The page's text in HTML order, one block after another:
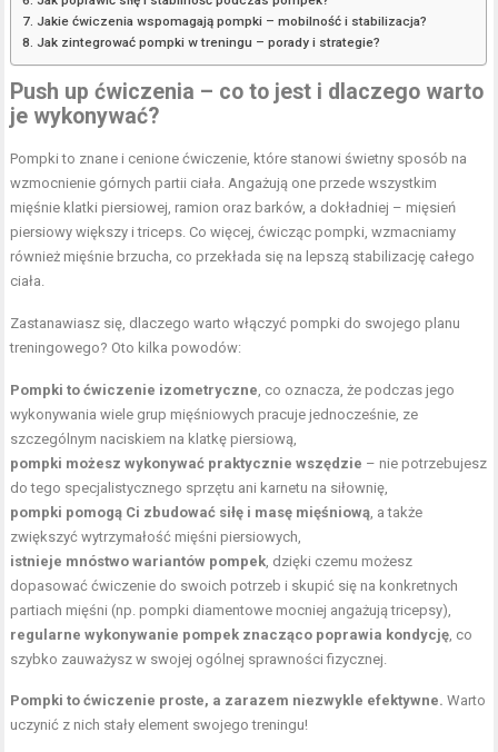
Jakie ćwiczenia wspomagają pompki – mobilność i stabilizacja?
Jak zintegrować pompki w treningu – porady i strategie?
Push up ćwiczenia – co to jest i dlaczego warto
je wykonywać?
Pompki to znane i cenione ćwiczenie, które stanowi świetny sposób na
wzmocnienie górnych partii ciała. Angażują one przede wszystkim
mięśnie klatki piersiowej , ramion oraz barków, a dokładniej – mięsień
piersiowy większy i triceps. Co więcej, ćwicząc pompki, wzmacniamy
również mięśnie brzucha, co przekłada się na lepszą stabilizację całego
ciała.
Zastanawiasz się, dlaczego warto włączyć pompki do swojego planu
treningowego? Oto kilka powodów:
Pompki to ćwiczenie izometryczne , co oznacza, że podczas jego
wykonywania wiele grup mięśniowych pracuje jednocześnie, ze
szczególnym naciskiem na klatkę piersiową,
pompki możesz wykonywać praktycznie wszędzie – nie potrzebujesz
do tego specjalistycznego sprzętu ani karnetu na siłownię,
pompki pomogą Ci zbudować siłę i masę mięśniową , a także
zwiększyć wytrzymałość mięśni piersiowych,
istnieje mnóstwo wariantów pompek , dzięki czemu możesz
dopasować ćwiczenie do swoich potrzeb i skupić się na konkretnych
partiach mięśni (np. pompki diamentowe mocniej angażują tricepsy),
regularne wykonywanie pompek znacząco poprawia kondycję , co
szybko zauważysz w swojej ogólnej sprawności fizycznej.
Pompki to ćwiczenie proste, a zarazem niezwykle efektywne. Warto
uczynić z nich stały element swojego treningu!